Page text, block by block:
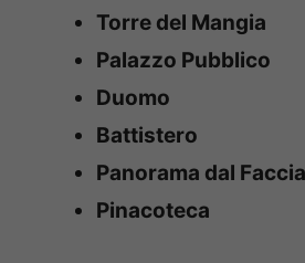
Torre del Mangia
Palazzo Pubblico
Duomo
Battistero
Panorama dal
Pinacoteca